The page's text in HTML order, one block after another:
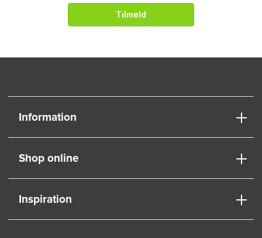
Tilmeld
Information
Shop online
Inspiration